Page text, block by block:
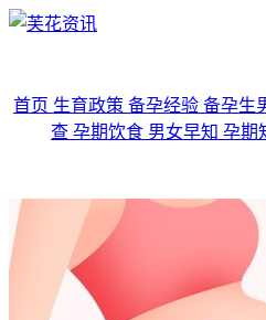
首页 生育政策 备孕经验 备孕生
查 孕期饮食 男女早知 孕期